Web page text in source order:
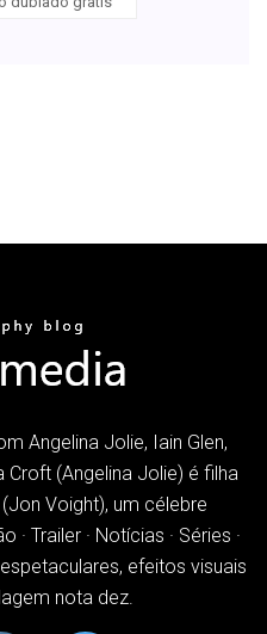
Angelina Jolie, Iain Glen,
Croft (Angelina Jolie) é filha
Voight), um célebre
Trailer · Notícias · Séries ·
efeitos visuais
nota dez.